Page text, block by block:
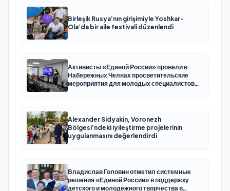
Birleşik Rusya’nın girişimiyle Yoshkar-
Ola’da bir aile festivali düzenlendi
Активисты «Единой России» провели в
Набережных Челнах просветительские
мероприятия для молодых специалистов
Alexander Sidyakin, Voronezh
Bölgesi’ndeki iyileştirme projelerinin
uygulanmasını değerlendirdi
Владислав Головин отметил системные
решения «Единой России» в поддержку
детского и молодёжного творчества в